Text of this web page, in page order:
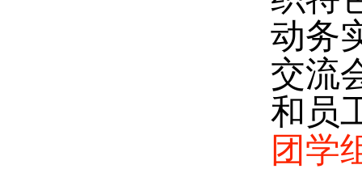
动务
交流
和员
团学